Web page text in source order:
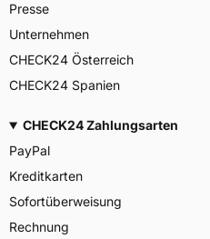
Presse
Unternehmen
CHECK24 Österreich
CHECK24 Spanien
CHECK24 Zahlungsarten
PayPal
Kreditkarten
Sofortüberweisung
Rechnung